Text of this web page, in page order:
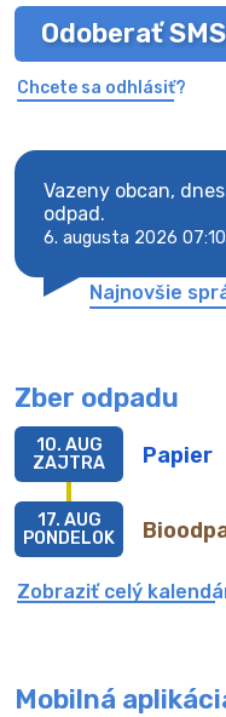
Odoberať SMS
Chcete sa odhlásiť?
Vazeny obcan,
odpad.
6. augusta 2026 07:10
Najnovšie
Zber odpadu
Papier
10. AUG
ZAJTRA
17. AUG
PONDELOK
Zobraziť celý
Mobilná